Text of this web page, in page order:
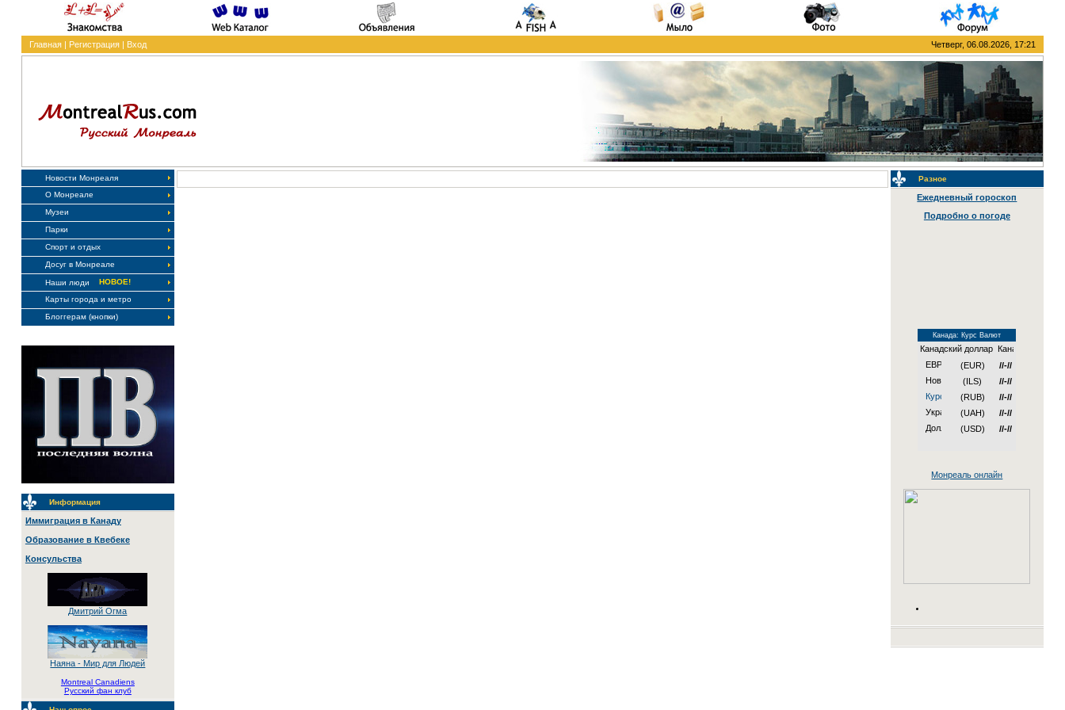
Главная| Регистрация| Вход Четверг, 06.08.2026, 17:21
Новости Монреаля
О Монреале
Музеи
Парки
Спорт и отдых
Досуг в Монреале
Наши люди
НОВОЕ!
Карты города и метро
Блоггерам (кнопки)
Информация
Иммиграция в Канаду
Образование в Квебеке
Консульства
Дмитрий Огма
Наяна - Мир для Людей
Montreal Canadiens
Русский фан клуб
Разное
Ежедневный гороскоп
Подробно о погоде
Канада: Курс Валют
Канадский доллар
(EUR)
//-//
(ILS)
//-//
(RUB)
//-//
(UAH)
//-//
(USD)
//-//
Монреаль онлайн